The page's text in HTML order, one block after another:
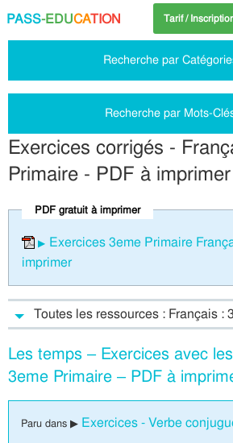
PASS-EDUCATION Tarif /
Recherche par
Recherche par Mots-
Exercices corrigés -
Primaire - PDF à imprimer
PDF gratuit à imprimer
Exercices 3eme Primaire
imprimer
Toutes les ressources : Français :
Les temps – Exercices avec
3eme Primaire – PDF à
Paru dans ▶ Exercices - Verbe